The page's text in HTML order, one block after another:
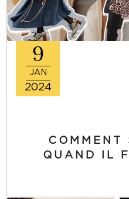
9
JAN
2024
COMMENT
QUAND IL